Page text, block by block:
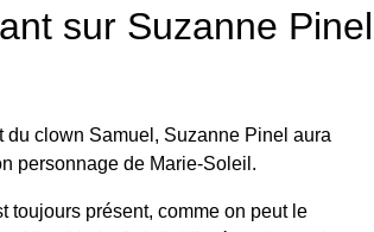
sur Suzanne Pinel
du clown Samuel, Suzanne Pinel aura
personnage de Marie-Soleil.
toujours présent, comme on peut le